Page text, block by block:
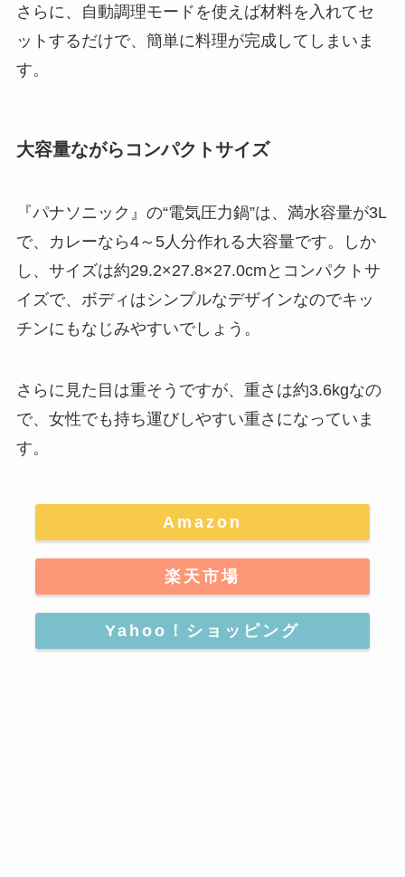
さらに、自動調理モードを使えば材料を入れてセ
ットするだけで、簡単に料理が完成してしまいま
す。
大容量ながらコンパクトサイズ
『パナソニック』の“電気圧力鍋”は、満水容量が3L
で、カレーなら4～5人分作れる大容量です。しか
し、 サイズは約29.2×27.8×27.0cmとコンパクトサ
イズで、ボディはシンプルなデザインなのでキッ
チンにもなじみやすいでしょう。
さらに見た目は重そうですが、重さは約3.6kgなの
で、女性でも持ち運びしやすい重さになっていま
す。
Amazon
楽天市場
Yahoo！ショッピング